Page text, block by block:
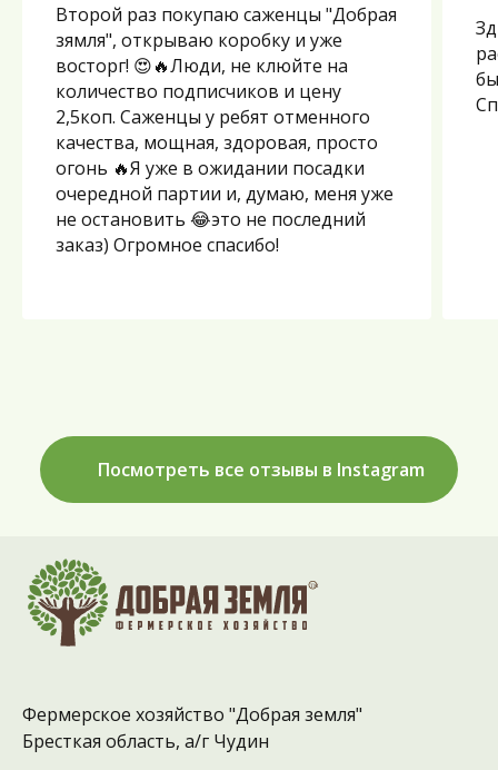
Второй раз покупаю саженцы "Добрая
зямля", открываю коробку и уже
восторг! 😍🔥Люди, не клюйте на
количество подписчиков и цену
2,5коп. Саженцы у ребят отменного
качества, мощная, здоровая, просто
огонь 🔥Я уже в ожидании посадки
очередной партии и, думаю, меня уже
не остановить 😂это не последний
заказ) Огромное спасибо!
Посмотреть все отзывы в Instagram
Фермерское хозяйство "Добрая земля"
Бресткая область, а/г Чудин